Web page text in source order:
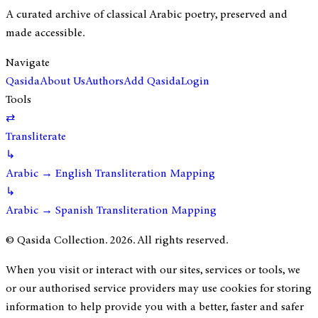
A curated archive of classical Arabic poetry, preserved and
made accessible.
Navigate
QasidaAbout UsAuthorsAdd QasidaLogin
Tools
⇄
Transliterate
↳
Arabic → English Transliteration Mapping
↳
Arabic → Spanish Transliteration Mapping
© Qasida Collection.2026. All rights reserved.
When you visit or interact with our sites, services or tools, we
or our authorised service providers may use cookies for storing
information to help provide you with a better, faster and safer